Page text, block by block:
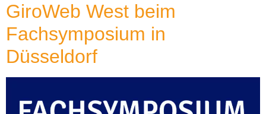
GiroWeb West beim
Fachsymposium in
Düsseldorf